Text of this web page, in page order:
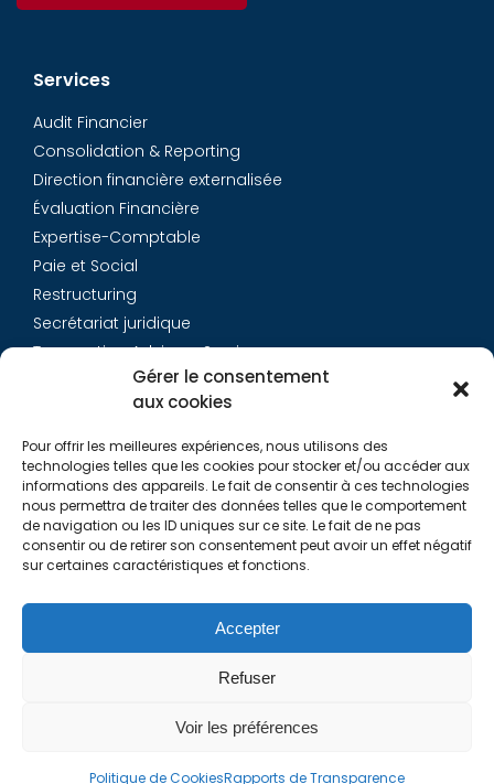
Gérer le consentement
aux cookies
Pour offrir les meilleures expériences, nous utilisons des
technologies telles que les cookies pour stocker et/ou accéder aux
informations des appareils. Le fait de consentir à ces technologies
nous permettra de traiter des données telles que le comportement
de navigation ou les ID uniques sur ce site. Le fait de ne pas
consentir ou de retirer son consentement peut avoir un effet négatif
sur certaines caractéristiques et fonctions.
Accepter
Refuser
Voir les préférences
Politique de CookiesRapports de Transparence
Services
Audit Financier
Consolidation & Reporting
Direction financière externalisée
Évaluation Financière
Expertise-Comptable
Paie et Social
Restructuring
Secrétariat juridique
Transaction Advisory Services
Équipe
Carrières
Contact
Liens utiles
Politique de Cookies (EU)